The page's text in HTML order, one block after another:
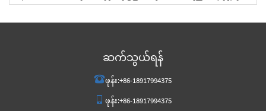
ဆက်သွယ်ရန်
ဖုန်း:+86-18917994375
ဖုန်း:+86-18917994375